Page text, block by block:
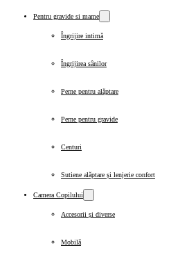
Pentru gravide si mame
Îngrijire intimă
Îngrijirea sânilor
Perne pentru alăptare
Perne pentru gravide
Centuri
Sutiene alăptare și lenjerie confort
Camera Copilului
Accesorii și diverse
Mobilă